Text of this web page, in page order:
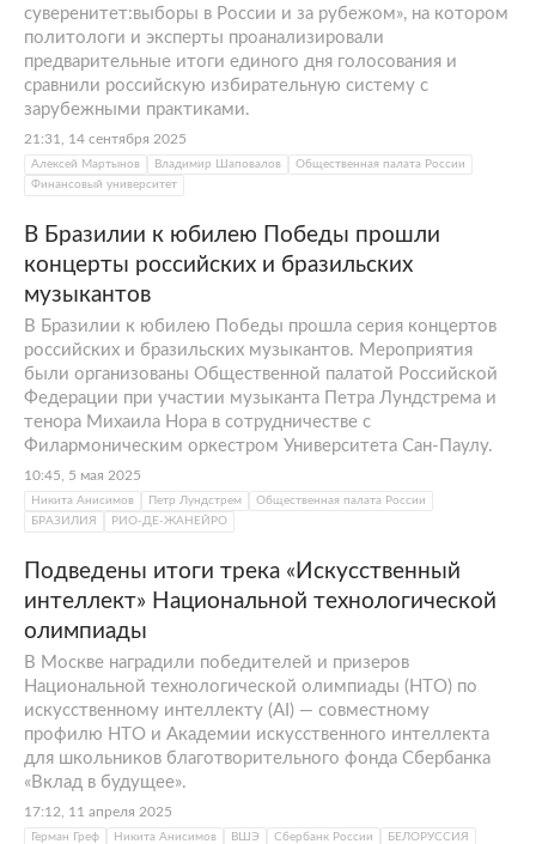
суверенитет:выборы в России и за рубежом», на котором
политологи и эксперты проанализировали
предварительные итоги единого дня голосования и
сравнили российскую избирательную систему с
зарубежными практиками.
21:31, 14 сентября 2025
Алексей Мартынов Владимир Шаповалов
Общественная палата России
Финансовый университет
В Бразилии к юбилею Победы прошли
концерты российских и бразильских
музыкантов
В Бразилии к юбилею Победы прошла серия концертов
российских и бразильских музыкантов. Мероприятия
были организованы Общественной палатой Российской
Федерации при участии музыканта Петра Лундстрема и
тенора Михаила Нора в сотрудничестве с
Филармоническим оркестром Университета Сан-Паулу.
10:45, 5 мая 2025
Никита Анисимов Петр Лундстрем
Общественная палата России
БРАЗИЛИЯ
РИО-ДЕ-ЖАНЕЙРО
Подведены итоги трека «Искусственный
интеллект» Национальной технологической
олимпиады
В Москве наградили победителей и призеров
Национальной технологической олимпиады (НТО) по
искусственному интеллекту (AI) — совместному
профилю НТО и Академии искусственного интеллекта
для школьников благотворительного фонда Сбербанка
«Вклад в будущее».
17:12, 11 апреля 2025
Герман Греф Никита Анисимов ВШЭ Сбербанк России
БЕЛОРУССИЯ